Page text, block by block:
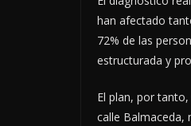
han afectado
72% de las
estructurada y
El plan, por
calle Balmaceda,